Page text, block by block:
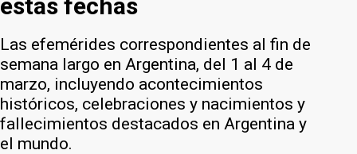
estas fechas
Las efemérides correspondientes al fin de
semana largo en Argentina, del 1 al 4 de
marzo, incluyendo acontecimientos
históricos, celebraciones y nacimientos y
fallecimientos destacados en Argentina y
el mundo.